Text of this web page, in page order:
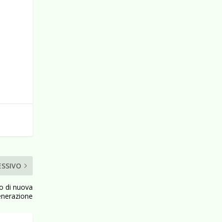
di nuova